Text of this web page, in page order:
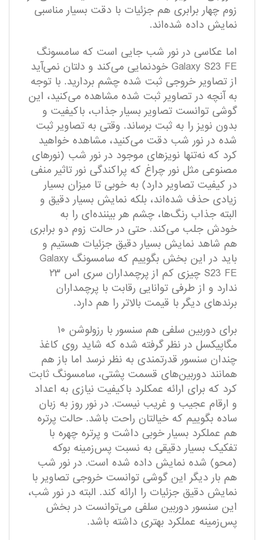
زوم چهار برابری هم جزئیات با دقت بسیار مناسبی
نمایش داده شده‌اند.
اما عکاسی در نور شب جایی است که سامسونگ
Galaxy S23 FE خودنمایی می‌کند و دلتان نمی‌آید
از تصاویر خروجی ثبت شده چشم بردارید. با توجه
به آنچه در تصاویر ثبت شده مشاهده می‌کنید، این
گوشی توانست تصاویر بسیار جذاب، با‌کیفیت و
بدون نویز را به ثبت برساند. وقتی به تصاویر ثبت
شده در نور شب دقت می‌کنید، مشاهده خواهید
کرد که نه‌تنها نویز‌های موجود در نور شب (نور‌های
مصنوعی مثل نور چراغ که پراکندگی نور تاثیر منفی
در کیفیت تصاویر دارد) به خوبی تا میزان بسیار
زیادی حذف شده‌اند، بلکه نمایش بسیار دقیق و
البته جذاب رنگ‌ها، چشم هر بیننده‌ای را به
خودش جلب می‌کند. حتی در حالت زوم دو برابری
هم شاهد نمایش بسیار دقیق جزئیات هستیم و
باید در این بخش بگوییم که سامسونگ Galaxy
S23 FE چیزی کم از پرچمداران سری اس ۲۳
ندارد و از طرفی توانایی رقابت با پرچمداران
برند‌های دیگر با قیمت بالاتر را هم دارد.
برای دوربین سلفی هم سنسور با رزولوشن ۱۰
مگاپیکسل در نظر گرفته شده که شاید روی کاغذ
چندان سنسور قدرتمندی به نظر نرسد اما باز هم
همانند دوربین‌های قسمت پشتی، سامسونگ ثابت
کرد که برای ارائه عمکلرد با‌کیفیت نیازی به اعداد
و ارقام عجیب و غریب نیست. در نور روز به زبان
ساده بگوییم که خیالتان راحت باشد. حالت پرتره
هم عملکرد بسیار خوبی داشت و پرتره چهره با
تفکیک بسیار دقیقی به نسبت پس‌زمینه بوکه
(محو) شده نمایش داده شده است. در نور شب
هم بار دیگر این گوشی توانست خروجی تصاویر با
نمایش دقیق جزئیات را ارائه کند. البته در نور شب،
این سنسور دوربین سلفی می‌توانست در بخش
پس‌زمینه عملکرد بهتری داشته باشد.